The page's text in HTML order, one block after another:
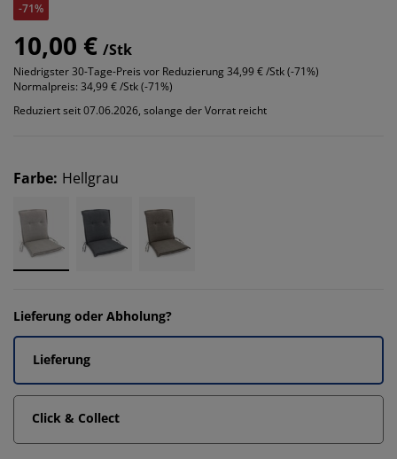
-71%
10,00 € /Stk
Niedrigster 30-Tage-Preis vor Reduzierung34,99 € /Stk (-71%)
Normalpreis: 34,99 € /Stk (-71%)
Reduziert seit 07.06.2026, solange der Vorrat reicht
Farbe: Hellgrau
Lieferung oder Abholung?
Lieferung
Click & Collect